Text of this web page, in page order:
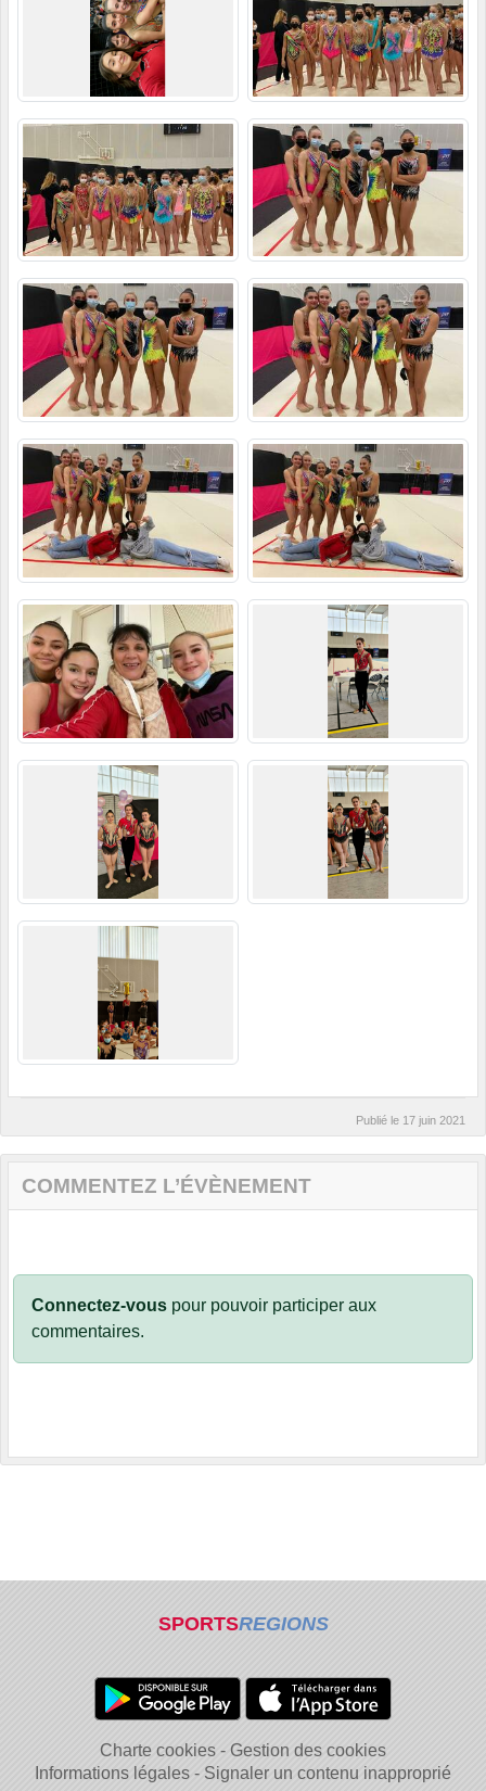
Publié le 17 juin 2021
COMMENTEZ L’ÉVÈNEMENT
Connectez-vous pour pouvoir participer aux
commentaires.
SPORTSREGIONS
Charte cookies
Gestion des cookies
Informations légales
Signaler un contenu inapproprié